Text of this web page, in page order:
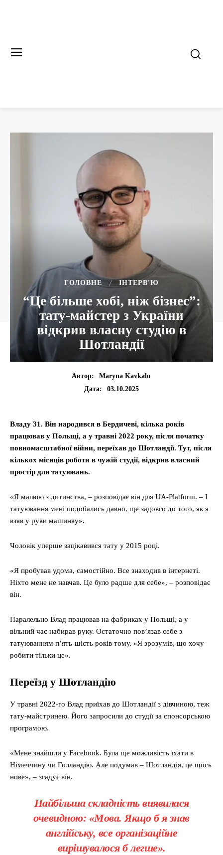
ГОЛОВНЕ ІНТЕРВ'Ю
“Це більше хобі, ніж бізнес”:
тату-майстер з України
відкрив власну студію в
Шотландії
Автор:
Maryna Kavkalo
Дата:
03.10.2025
Владу 31. Він народився в Бердичеві, кілька років
працював у Польщі, а у травні 2022 року, після початку
повномасштабної війни, переїхав до Шотландії. Тут, після
кількох місяців роботи в чужій студії, відкрив власний
простір для татуювань.
«Я малюю з дитинства, – розповідає він для UA-Platform. – І
татуювання мені подобались давно, ще задовго до того, як я
взяв у руки машинку».
Чоловік уперше зацікавився тату у 2015 році.
«Я пробував удома, самостійно. Все знаходив в інтернеті.
Ніхто мене не навчав. Це було радше для себе», – розповідає
він.
Паралельно Влад працював на фабриках у Польщі, а у
вільний час набирав руку. Остаточно пов’язав себе з
татуюванням п’ять-шість років тому. «Я зрозумів, що хочу
робити тільки це».
Переїзд у Шотландію
У травні 2022-го Влад приїхав до Шотландії з дівчиною, теж
тату-майстринею. Його запросили до студії за спонсорською
програмою.
«Мене знайшли у Facebook. Була ще можливість їхати в
Німеччину чи Голландію. Але подумав – Шотландія, це щось
нове», – згадує він.
Найбільша складність виявилася
очевидною: «Мова. Якщо б я знав
англійську, все організаційне
вирішувалося б легше».